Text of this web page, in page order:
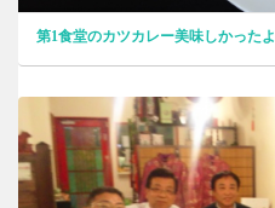
第1食堂のカツカレー美味しかったよ